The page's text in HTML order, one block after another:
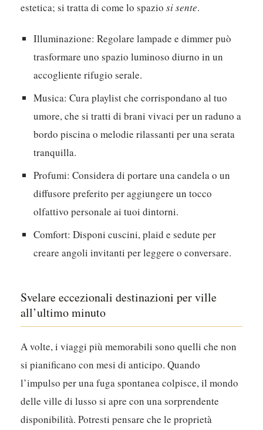
estetica; si tratta di come lo spaziosi sente.
Illuminazione: Regolare lampade e dimmer può
trasformare uno spazio luminoso diurno in un
accogliente rifugio serale.
Musica: Cura playlist che corrispondano al tuo
umore, che si tratti di brani vivaci per un raduno a
bordo piscina o melodie rilassanti per una serata
tranquilla.
Profumi: Considera di portare una candela o un
diffusore preferito per aggiungere un tocco
olfattivo personale ai tuoi dintorni.
Comfort: Disponi cuscini, plaid e sedute per
creare angoli invitanti per leggere o conversare.
Svelare eccezionali destinazioni per ville
all’ultimo minuto
A volte, i viaggi più memorabili sono quelli che non
si pianificano con mesi di anticipo. Quando
l’impulso per una fuga spontanea colpisce, il mondo
delle ville di lusso si apre con una sorprendente
disponibilità. Potresti pensare che le proprietà